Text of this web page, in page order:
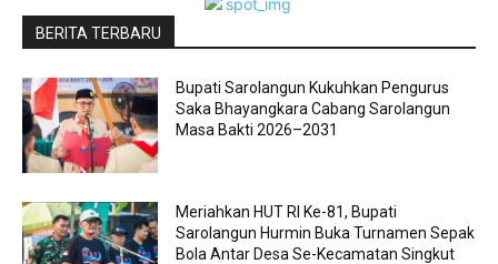
BERITA TERBARU
Bupati Sarolangun Kukuhkan Pengurus
Saka Bhayangkara Cabang Sarolangun
Masa Bakti 2026–2031
Meriahkan HUT RI Ke-81, Bupati
Sarolangun Hurmin Buka Turnamen Sepak
Bola Antar Desa Se-Kecamatan Singkut